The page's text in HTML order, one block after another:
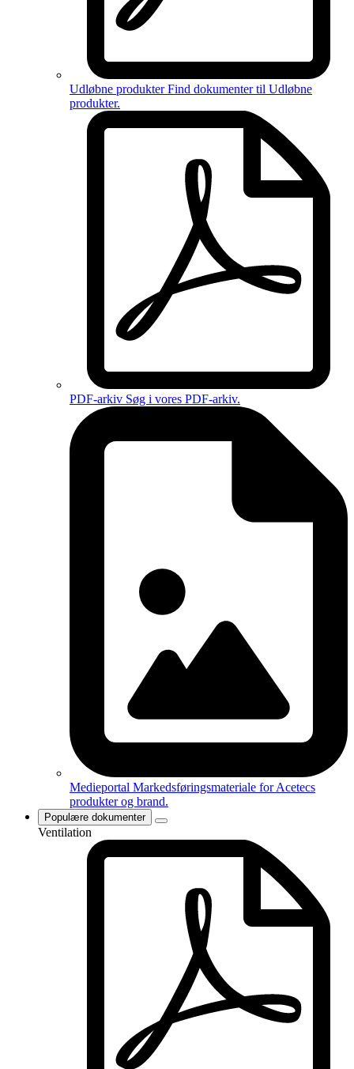
Udløbne produkter Find dokumenter til Udløbne
produkter.
PDF-arkiv Søg i vores PDF-arkiv.
Medieportal Markedsføringsmateriale for Acetecs
produkter og brand.
Populære dokumenter
Ventilation